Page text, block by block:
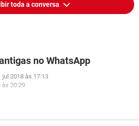
toda a conversa
no WhatsApp
jul 2018 às 17:13
às 20:29